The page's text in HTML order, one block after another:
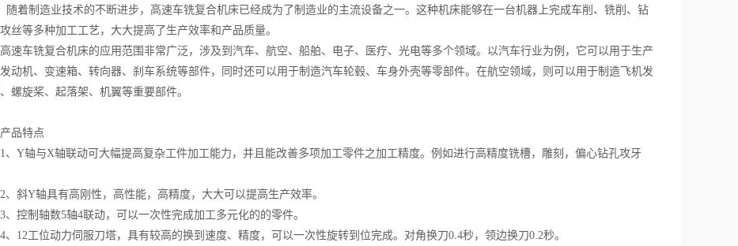
制造业技术的不断进步，高速车铣复合机床已经成为了制造业的主流设备之一。这种机床能够在一台机器上完成车削、铣削、钻
丝等多种加工工艺，大大提高了生产效率和产品质量。
车铣复合机床的应用范围非常广泛，涉及到汽车、航空、船舶、电子、医疗、光电等多个领域。以汽车行业为例，它可以用于生产
动机、变速箱、转向器、刹车系统等部件，同时还可以用于制造汽车轮毂、车身外壳等零部件。在航空领域，则可以用于制造飞机发
螺旋桨、起落架、机翼等重要部件。
特点
轴与X轴联动可大幅提高复杂工件加工能力，并且能改善多项加工零件之加工精度。例如进行高精度铣槽，雕刻，偏心钻孔攻牙
Y轴具有高刚性，高性能，高精度，大大可以提高生产效率。
制轴数5轴4联动，可以一次性完成加工多元化的的零件。
工位动力伺服刀塔，具有较高的换到速度、精度，可以一次性旋转到位完成。对角换刀0.4秒，领边换刀0.2秒。